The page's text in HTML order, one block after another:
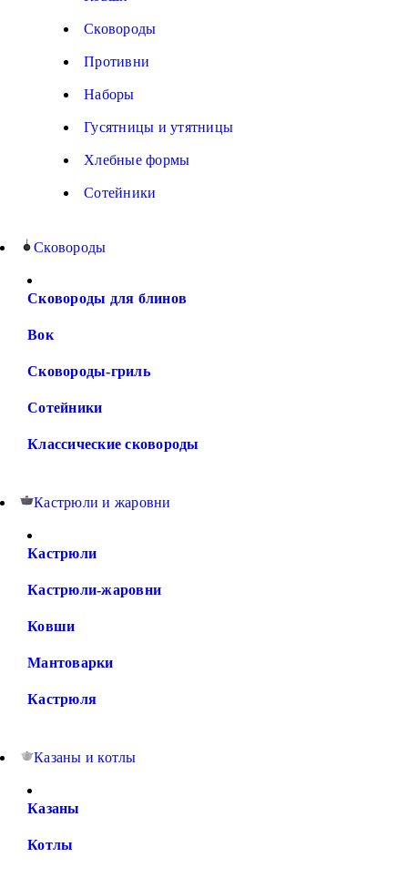
Сковороды
Противни
Наборы
Гусятницы и утятницы
Хлебные формы
Сотейники
Сковороды
Сковороды для блинов
Вок
Сковороды-гриль
Сотейники
Классические сковороды
Кастрюли и жаровни
Кастрюли
Кастрюли-жаровни
Ковши
Мантоварки
Кастрюля
Казаны и котлы
Казаны
Котлы